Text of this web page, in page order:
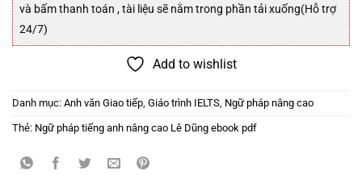
và bấm thanh toán , tài liệu sẽ nằm trong phần tải xuống(Hỗ trợ
24/7)
Add to wishlist
Danh mục: Anh văn Giao tiếp Giáo trình IELTS Ngữ pháp nâng cao
Thẻ: Ngữ pháp tiếng anh nâng cao Lê Dũng ebook pdf